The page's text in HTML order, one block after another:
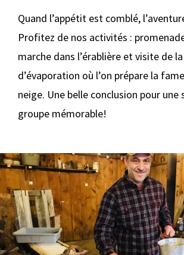
Quand l’appétit est comblé,
Profitez de nos activités :
marche dans l’érablière et visite de
d’évaporation où l’on prépare la
neige. Une belle conclusion pour une
groupe mémorable!